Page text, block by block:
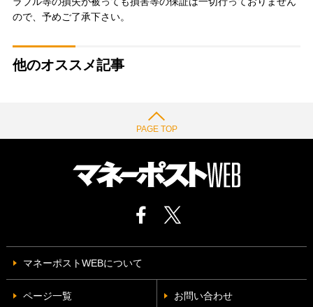
ので、予めご了承下さい。
他のオススメ記事
PAGE TOP
マネーポストWEBについて
ページ一覧 お問い合わせ